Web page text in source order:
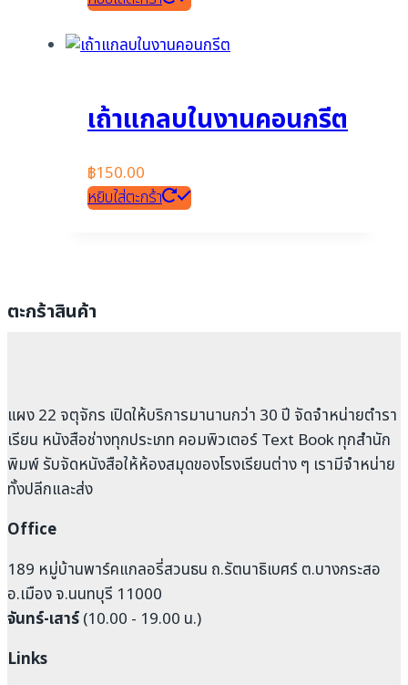
เถ้าแกลบในงานคอนกรีต
฿150.00
หยิบใส่ตะกร้า
ตะกร้าสินค้า
แผง 22 จตุจักร เปิดให้บริการมานานกว่า 30 ปี จัดจำหน่ายตำรา
เรียน หนังสือช่างทุกประเภท คอมพิวเตอร์ Text Book ทุกสำนัก
พิมพ์ รับจัดหนังสือให้ห้องสมุดของโรงเรียนต่าง ๆ เรามีจำหน่าย
ทั้งปลีกและส่ง
Office
189 หมู่บ้านพาร์คแกลอรี่สวนธน ถ.รัตนาธิเบศร์ ต.บางกระสอ
อ.เมือง จ.นนทบุรี 11000
จันทร์-เสาร์(10.00 - 19.00 น.)
Links